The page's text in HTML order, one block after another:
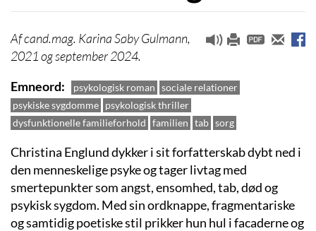
cand.mag. Karina Søby Gulmann,
2021 og september 2024.
Emneord
psykologisk roman sociale relationer
psykiske sygdomme psykologisk thriller
dysfunktionelle familieforhold familien tab sorg
Christina Englund dykker i sit forfatterskab dybt ned i
den menneskelige psyke og tager livtag med
smertepunkter som angst, ensomhed, tab, død og
psykisk sygdom. Med sin ordknappe, fragmentariske
og samtidig poetiske stil prikker hun hul i facaderne og